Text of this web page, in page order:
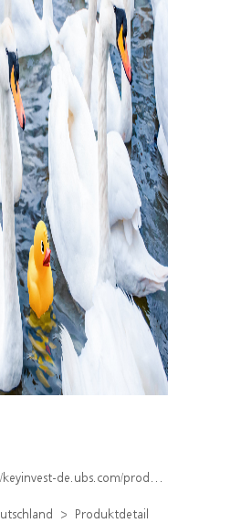
de.ubs.com/produkt/detail/index/isin/DE000WA5NHT8
Produktdetail